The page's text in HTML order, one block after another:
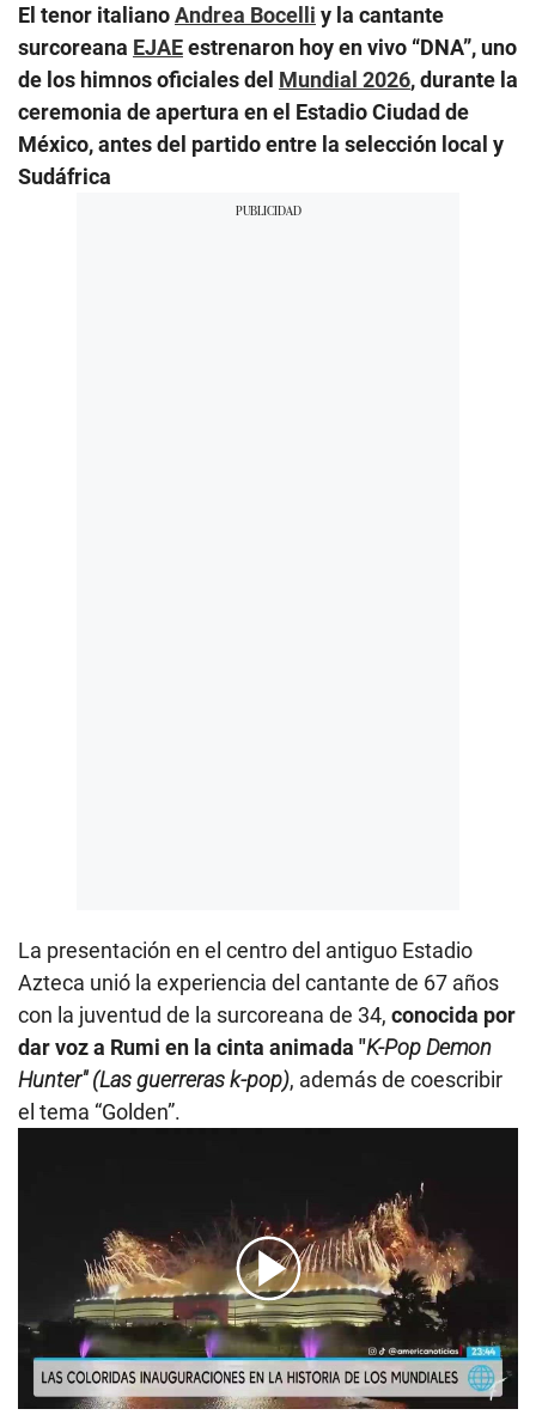
El tenor italianoAndrea Bocelli y la cantante
surcoreana EJAEestrenaron hoy en vivo “DNA”, uno
de los himnos oficiales del Mundial 2026, durante la
ceremonia de apertura en el Estadio Ciudad de
México, antes del partido entre la selección local y
Sudáfrica
La presentación en el centro del antiguo Estadio
Azteca unió la experiencia del cantante de 67 años
con la juventud de la surcoreana de 34, conocida por
dar voz a Rumi en la cinta animada "K-Pop Demon
Hunter" (Las guerreras k-pop), además de coescribir
el tema “Golden”.
00:00/02:19